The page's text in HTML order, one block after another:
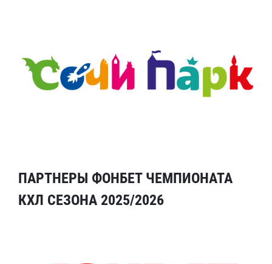
ПАРТНЕРЫ ФОНБЕТ ЧЕМПИОНАТА
КХЛ СЕЗОНА 2025/2026